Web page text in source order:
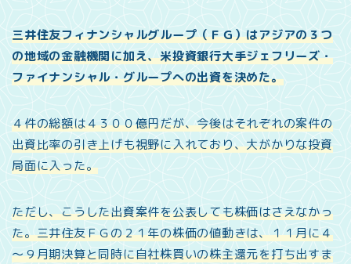
三井住友フィナンシャルグループ（ＦＧ）はアジアの３つ
の地域の金融機関に加え、米投資銀行大手ジェフリーズ・
ファイナンシャル・グループへの出資を決めた。
４件の総額は４３００億円だが、今後はそれぞれの案件の
出資比率の引き上げも視野に入れており、大がかりな投資
局面に入った。
ただし、こうした出資案件を公表しても株価はさえなかっ
た。三井住友ＦＧの２１年の株価の値動きは、１１月に４
～９月期決算と同時に自社株買いの株主還元を打ち出すま